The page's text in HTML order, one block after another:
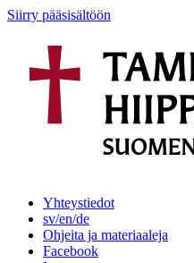
Siirry pääsisältöön
Yhteystiedot
sv/en/de
Ohjeita ja materiaaleja
Facebook